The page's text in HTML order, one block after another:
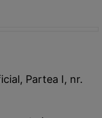
Partea I, nr.